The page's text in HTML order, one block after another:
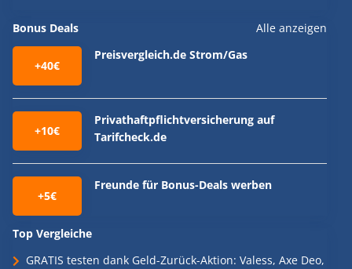
Bonus Deals Alle anzeigen
+40€
Preisvergleich.de Strom/Gas
+10€
Privathaftpflichtversicherung auf
Tarifcheck.de
+5€
Freunde für Bonus-Deals werben
Top Vergleiche
GRATIS testen dank Geld-Zurück-Aktion: Valess, Axe Deo,